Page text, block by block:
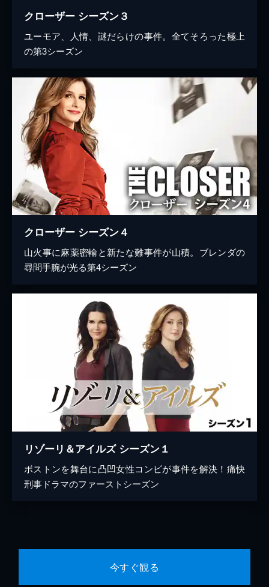
クローザー シーズン３
ユーモア、人情、謎だらけの事件。全てそろった極上
の第3シーズン
クローザー シーズン４
山火事に麻薬密輸と新たな難事件が山積。ブレンダの
尋問手腕が光る第4シーズン
リゾーリ＆アイルズ シーズン１
ボストンを舞台に凸凹女性コンビが事件を解決！痛快
刑事ドラマのファーストシーズン
今すぐ観る